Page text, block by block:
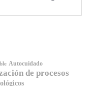
Autocuidado
de procesos